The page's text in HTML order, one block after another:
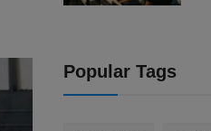
Popular Tags